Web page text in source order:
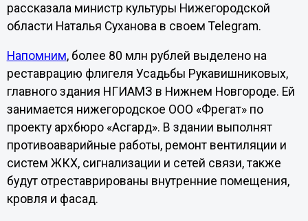
рассказала министр культуры Нижегородской
области Наталья Суханова в своем Telegram.
Напомним, более 80 млн рублей выделено на
реставрацию флигеля Усадьбы Рукавишниковых,
главного здания НГИАМЗ в Нижнем Новгороде. Ей
занимается нижегородское ООО «Фрегат» по
проекту архбюро «Асгард». В здании выполнят
противоаварийные работы, ремонт вентиляции и
систем ЖКХ, сигнализации и сетей связи, также
будут отреставрированы внутренние помещения,
кровля и фасад.